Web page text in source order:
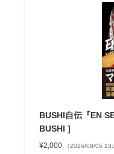
BUSHI自伝『EN
BUSHI ]
¥2,000 （2026/08/05